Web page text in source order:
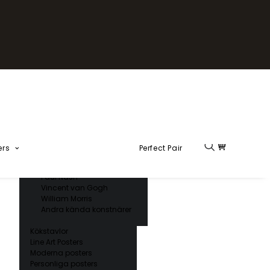
Claude Monet
Paul Nash
Vincent van Gogh
William Morris
Andra kända konstnärer
Kökstavlor
Line Art Posters
Moderna posters
Personliga posters
Perfect Pair